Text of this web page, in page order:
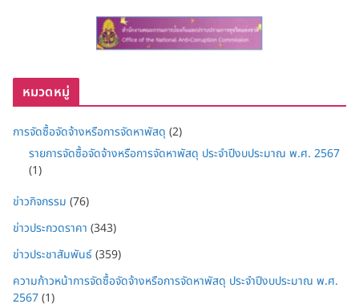
หมวดหมู่
การจัดซื้อจัดจ้างหรือการจัดหาพัสดุ (2)
รายการจัดซื้อจัดจ้างหรือการจัดหาพัสดุ ประจำปีงบประมาณ พ.ศ. 2567
(1)
ข่าวกิจกรรม (76)
ข่าวประกวดราคา (343)
ข่าวประชาสัมพันธ์(359)
ความก้าวหน้าการจัดซื้อจัดจ้างหรือการจัดหาพัสดุ ประจำปีงบประมาณ พ.ศ.
2567(1)